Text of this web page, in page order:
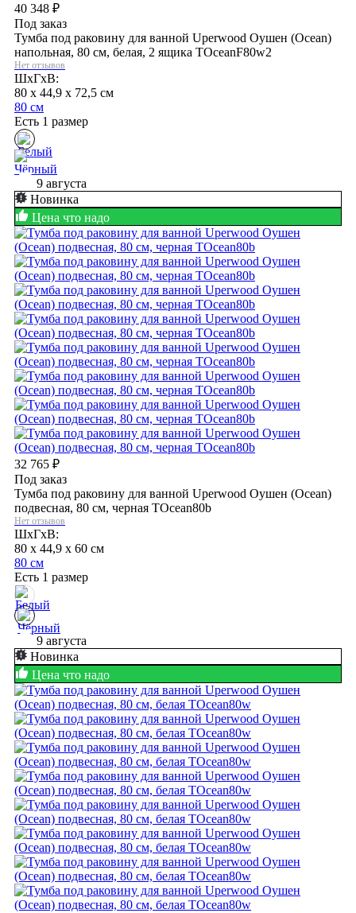
40 348 ₽
Под заказ
Тумба под раковину для ванной Uperwood Оушен (Ocean)
напольная, 80 см, белая, 2 ящика TOceanF80w2
Нет отзывов
ШхГхВ:
80 x 44,9 x 72,5 см
80 см
Есть 1 размер
9 августа
Новинка
Цена что надо
32 765 ₽
Под заказ
Тумба под раковину для ванной Uperwood Оушен (Ocean)
подвесная, 80 см, черная TOcean80b
Нет отзывов
ШхГхВ:
80 x 44,9 x 60 см
80 см
Есть 1 размер
9 августа
Новинка
Цена что надо